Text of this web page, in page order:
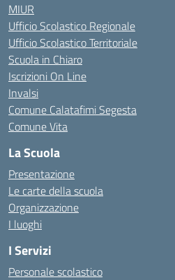
MIUR
Ufficio Scolastico Regionale
Ufficio Scolastico Territoriale
Scuola in Chiaro
Iscrizioni On Line
Invalsi
Comune Calatafimi Segesta
Comune Vita
La Scuola
Presentazione
Le carte della scuola
Organizzazione
I luoghi
I Servizi
Personale scolastico